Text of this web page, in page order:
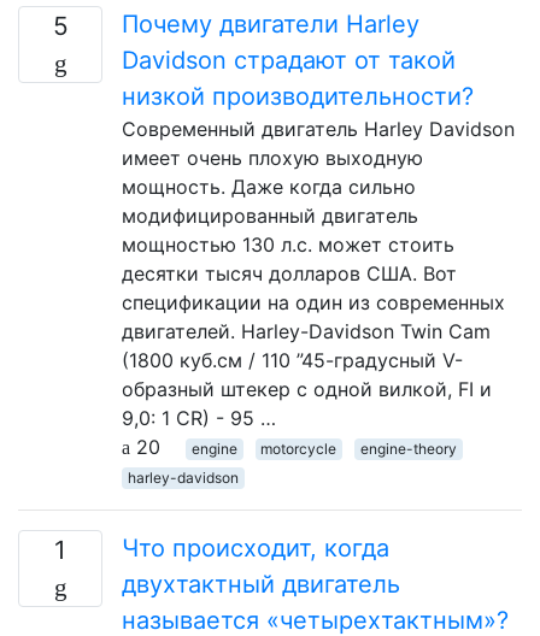
5
Почему двигатели Harley
Davidson страдают от такой
низкой производительности?
Современный двигатель Harley Davidson
имеет очень плохую выходную
мощность. Даже когда сильно
модифицированный двигатель
мощностью 130 л.с. может стоить
десятки тысяч долларов США. Вот
спецификации на один из современных
двигателей. Harley-Davidson Twin Cam
(1800 куб.см / 110 ”45-градусный V-
образный штекер с одной вилкой, FI и
9,0: 1 CR) - 95 …
20
engine motorcycle
engine-theory
harley-davidson
1
Что происходит, когда
двухтактный двигатель
называется «четырехтактным»?